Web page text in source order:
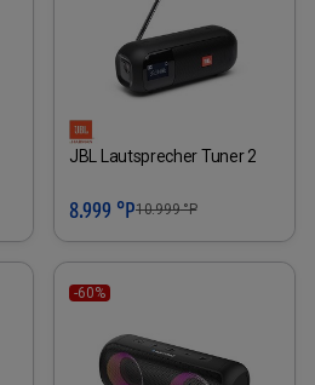
JBL Lautsprecher Tuner 2
8.999 °P10.999°P
-60%